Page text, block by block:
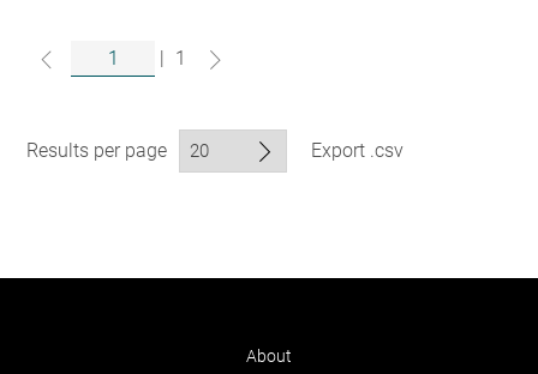
| 1
Results per page Export .csv
About